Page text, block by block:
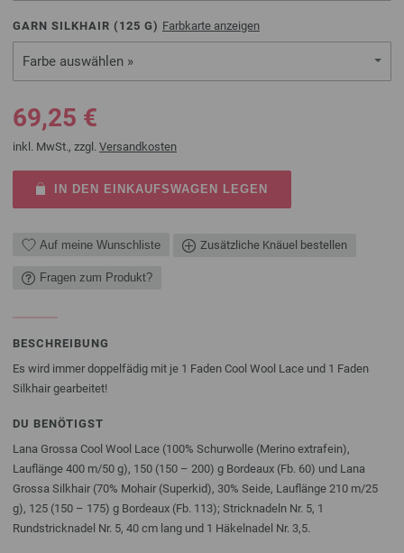
GARN SILKHAIR ( 125 G) Farbkarte anzeigen
Farbe auswählen »
69,25 €
inkl. MwSt., zzgl. Versandkosten
IN DEN EINKAUFSWAGEN LEGEN
Auf meine Wunschliste Zusätzliche Knäuel bestellen
Fragen zum Produkt?
BESCHREIBUNG
Es wird immer doppelfädig mit je 1 Faden Cool Wool Lace und 1 Faden
Silkhair gearbeitet!
DU BENÖTIGST
Lana Grossa Cool Wool Lace (100% Schurwolle (Merino extrafein),
Lauflänge 400 m/50 g), 150 (150 – 200) g Bordeaux (Fb. 60) und Lana
Grossa Silkhair (70% Mohair (Superkid), 30% Seide, Lauflänge 210 m/25
g), 125 (150 – 175) g Bordeaux (Fb. 113); Stricknadeln Nr. 5, 1
Rundstricknadel Nr. 5, 40 cm lang und 1 Häkelnadel Nr. 3,5.